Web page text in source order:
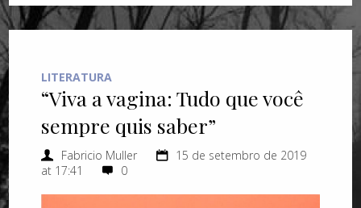
LITERATURA
“Viva a vagina: Tudo que você
sempre quis saber”
Fabricio Muller
15 de setembro de 2019
at 17:41
0